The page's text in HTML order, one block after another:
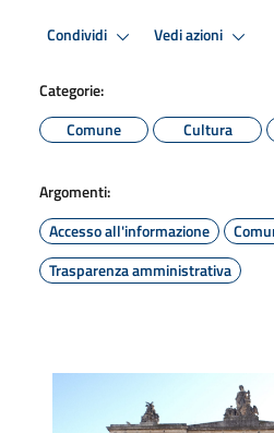
Condividi Vedi azioni
Categorie:
Comune
Cultura
Argomenti:
Accesso all'informazione
Trasparenza amministrativa